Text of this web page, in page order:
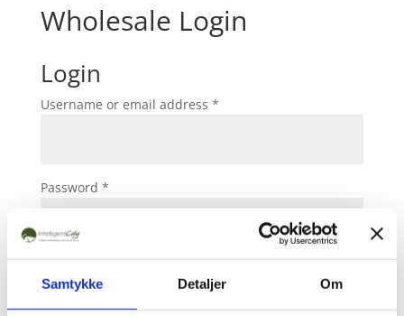
Samtykke Detaljer Om
Wholesale Login
Login
Username or email address *
Password *
Log in